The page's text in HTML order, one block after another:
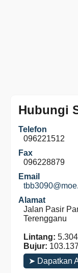
Hubungi
Telefon
096221512
Fax
096228879
Email
Alamat
Jalan Pasir
Terengganu
Lintang:
Bujur:
➤ Dapatkan